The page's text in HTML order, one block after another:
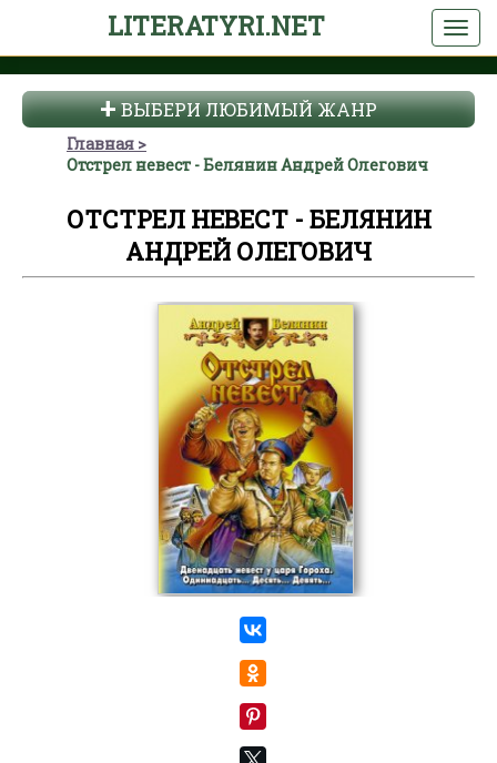
LITERATYRI.NET
ВЫБЕРИ ЛЮБИМЫЙ ЖАНР
Главная
Отстрел невест - Белянин Андрей Олегович
ОТСТРЕЛ НЕВЕСТ - БЕЛЯНИН
АНДРЕЙ ОЛЕГОВИЧ